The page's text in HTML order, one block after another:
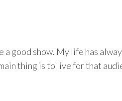
show. My life has
thing is to live for that